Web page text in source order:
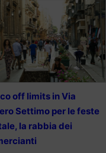
off limits in Via
Settimo per le feste
la rabbia dei